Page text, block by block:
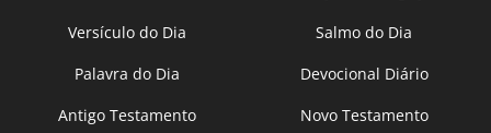
Versículo do Dia
Salmo do Dia
Palavra do Dia
Devocional Diário
Antigo Testamento
Novo Testamento